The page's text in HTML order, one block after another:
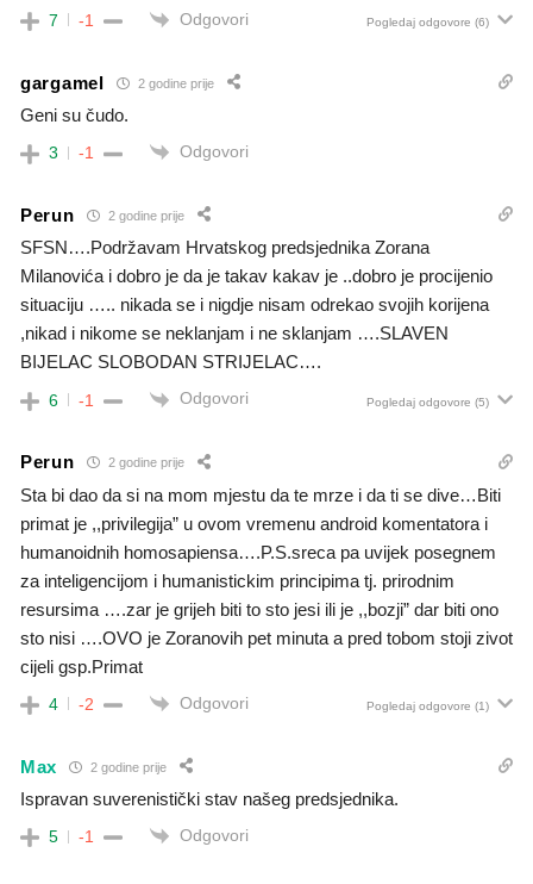
7 -1 Odgovori Pogledaj odgovore (6)
gargamel 2 godine prije
Geni su čudo.
3 -1 Odgovori
Perun 2 godine prije
SFSN….Podržavam Hrvatskog predsjednika Zorana
Milanovića i dobro je da je takav kakav je ..dobro je procijenio
situaciju ….. nikada se i nigdje nisam odrekao svojih korijena
,nikad i nikome se neklanjam i ne sklanjam ….SLAVEN
BIJELAC SLOBODAN STRIJELAC….
6 -1 Odgovori Pogledaj odgovore (5)
Perun 2 godine prije
Sta bi dao da si na mom mjestu da te mrze i da ti se dive…Biti
primat je ,,privilegija” u ovom vremenu android komentatora i
humanoidnih homosapiensa….P.S.sreca pa uvijek posegnem
za inteligencijom i humanistickim principima tj. prirodnim
resursima ….zar je grijeh biti to sto jesi ili je ,,bozji” dar biti ono
sto nisi ….OVO je Zoranovih pet minuta a pred tobom stoji zivot
cijeli gsp.Primat
4 -2 Odgovori Pogledaj odgovore (1)
Max 2 godine prije
Ispravan suverenistički stav našeg predsjednika.
5 -1 Odgovori